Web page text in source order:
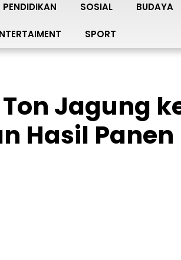
PENDIDIKAN SOSIAL BUDAYA
SPORT
Jagung
Hasil Panen